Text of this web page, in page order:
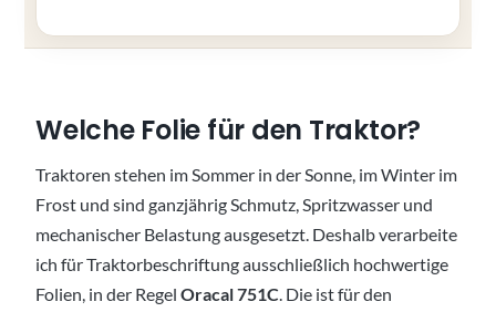
Welche Folie für den Traktor?
Traktoren stehen im Sommer in der Sonne, im Winter im
Frost und sind ganzjährig Schmutz, Spritzwasser und
mechanischer Belastung ausgesetzt. Deshalb verarbeite
ich für Traktorbeschriftung ausschließlich hochwertige
Folien, in der Regel Oracal 751C. Die ist für den